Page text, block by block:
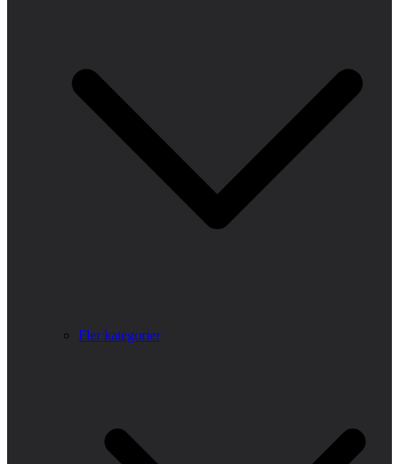
Fler kategorier